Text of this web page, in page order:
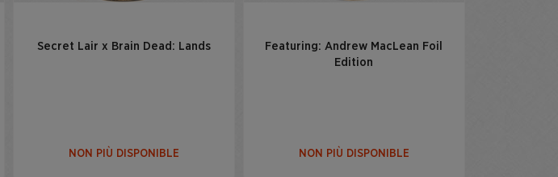
Secret Lair x Brain Dead: Lands
NON PIÙ DISPONIBLE
Featuring: Andrew MacLean Foil
Edition
NON PIÙ DISPONIBLE